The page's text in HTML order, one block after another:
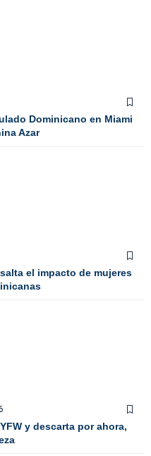
Dominicano en Miami
Azar
el impacto de mujeres
y descarta por ahora,